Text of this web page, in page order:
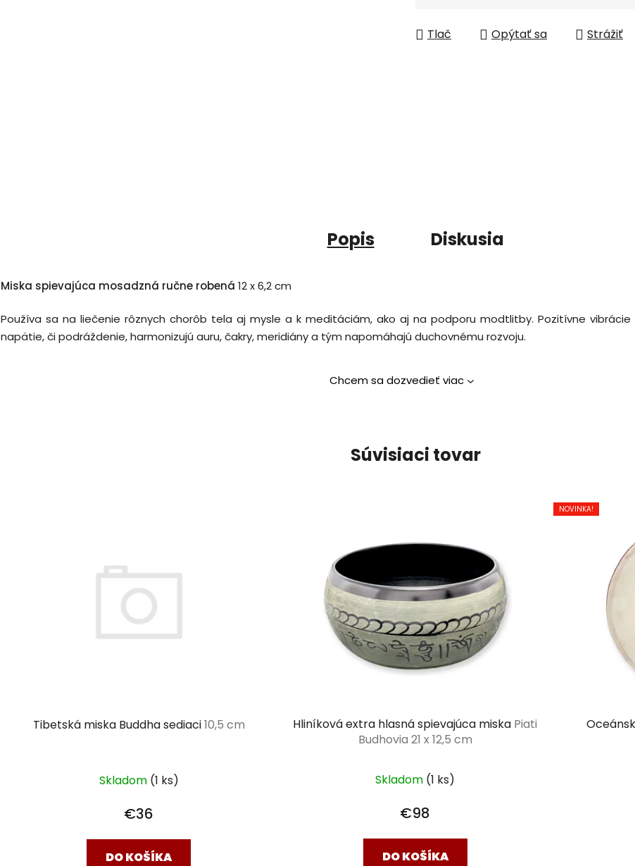
Tlač
Opýtať sa Strážiť
Popis Diskusia
Miska spievajúca mosadzná ručne robená 12 x 6,2 cm
Používa sa na liečenie rôznych chorôb tela aj mysle a k meditáciám, ako aj na podporu modtlitby. Pozitívne
napätie, či podráždenie, harmonizujú auru, čakry, meridiány a tým napomáhajú duchovnému rozvoju.
Chcem sa dozvedieť viac
Súvisiaci tovar
Tibetská miska Buddha sediaci10,5 cm
Skladom (1 ks)
€36
DO KOŠÍKA
Hliníková extra hlasná spievajúca miska Piati
Budhovia 21 x 12,5 cm
Skladom (1 ks)
€98
DO KOŠÍKA
NOVINKA!